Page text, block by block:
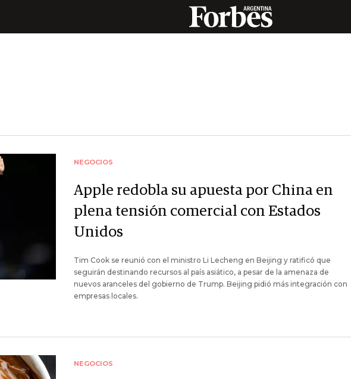
NEGOCIOS
Apple redobla su apuesta por China en
plena tensión comercial con Estados
Unidos
Tim Cook se reunió con el ministro Li Lecheng en Beijing y ratificó que
seguirán destinando recursos al país asiático, a pesar de la amenaza de
nuevos aranceles del gobierno de Trump. Beijing pidió más integración con
empresas locales.
NEGOCIOS